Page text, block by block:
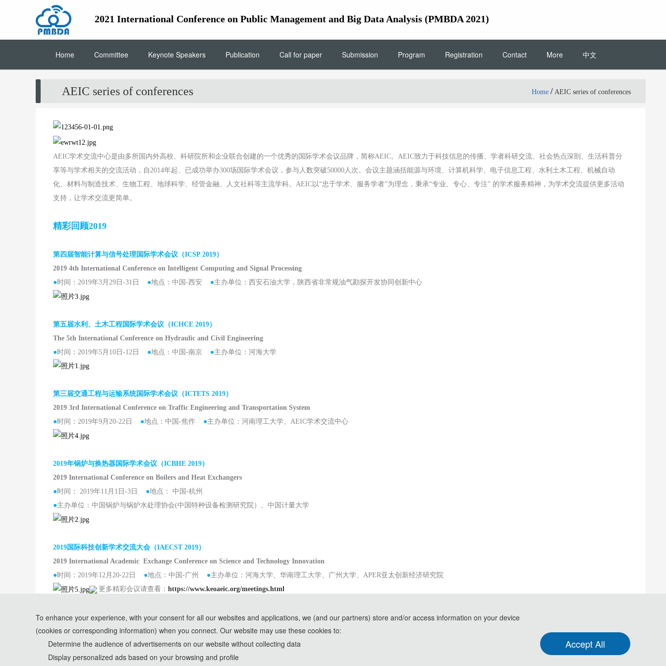
2021 International Conference on Public Management and Big Data Analysis (PMBDA 2021)
Home Committee Keynote Speakers Publication Call for paper Submission Program Registration Contact More 中文
AEIC series of conferences Home / AEIC series of conferences
AEIC学术交流中心是由多所国内外高校、科研院所和企业联合创建的一个优秀的国际学术会议品牌，简称AEIC。AEIC致力于科技信息的传播、学者科研交流、社会热点深剖、生活科普分
享等与学术相关的交流活动，自2014年起、已成功举办300场国际学术会议，参与人数突破50000人次。会议主题涵括能源与环境、计算机科学、电子信息工程、水利土木工程、机械自动
化、材料与制造技术、生物工程、地球科学、经管金融、人文社科等主流学科。 AEIC以“忠于学术、服务学者”为理念，秉承“专业、专心、专注” 的学术服务精神，为学术交流提供更多活动
支持，让学术交流更简单。
精彩回顾2019
第四届智能计算与信号处理国际学术会议（ICSP 2019）
2019 4th International Conference on Intelligent Computing and Signal Processing
●时间：2019年3月29日-31日 ●地点：中国-西安 ●主办单位：西安石油大学，陕西省非常规油气勘探开发协同创新中心
第五届水利、土木工程国际学术会议（ICHCE 2019）
The 5th International Conference on Hydraulic and Civil Engineering
●时间：2019年5月10日-12日 ●地点：中国-南京 ●主办单位：河海大学
第三届交通工程与运输系统国际学术会议（ICTETS 2019）
2019 3rd International Conference on Traffic Engineering and Transportation System
●时间：2019年9月20-22日 ●地点：中国-焦作 ●主办单位：河南理工大学、AEIC学术交流中心
2019年锅炉与换热器国际学术会议（ICBHE 2019）
2019 International Conference on Boilers and Heat Exchangers
●时间： 2019年11月1日-3日 ●地点： 中国-杭州
●主办单位：中国锅炉与锅炉水处理协会(中国特种设备检测研究院）、中国计量大学
2019国际科技创新学术交流大会（IAECST 2019）
2019 International Academic Exchange Conference on Science and Technology Innovation
●时间：2019年12月20-22日 ●地点：中国-广州 ●主办单位：河海大学、华南理工大学、广州大学、APER亚太创新经济研究院
更多精彩会议请查看： https://www.keoaeic.org/meetings.html
Privacy Policy
To enhance your experience, with your consent for all our websites and applications, we (and our partners) store and/or access information on your device
(cookies or corresponding information) when you connect. Our website may use these cookies to:
Determine the audience of advertisements on our website without collecting data
Display personalized ads based on your browsing and profile
Accept All